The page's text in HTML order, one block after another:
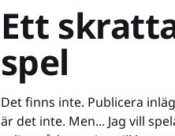
Ett
spel
Det finns inte. Publicera inlägg. Ok, riktigt
är det inte. Men... Jag vill spela komedispel,